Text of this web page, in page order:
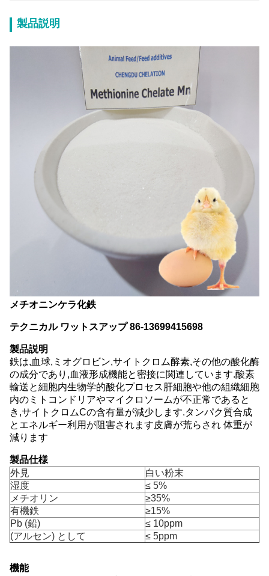
製品説明
メチオニンケラ化鉄
テクニカル ワットスアップ 86-13699415698
製品説明
鉄は,血球,ミオグロビン,サイトクロム酵素,その他の酸化酶
の成分であり,血液形成機能と密接に関連しています.酸素
輸送と細胞内生物学的酸化プロセス肝細胞や他の組織細胞
内のミトコンドリアやマイクロソームが不正常であると
き,サイトクロムCの含有量が減少します.タンパク質合成
とエネルギー利用が阻害されます皮膚が荒らされ 体重が
減ります
製品仕様
外見
白い粉末
湿度
≤ 5%
メチオリン
≥35%
有機鉄
≥15%
Pb (鉛)
≤ 10ppm
(アルセン) として
≤ 5ppm
機能